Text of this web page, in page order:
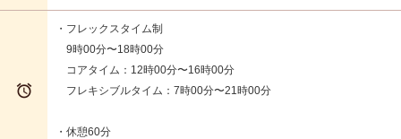

・フレックスタイム制
9時00分〜18時00分
コアタイム：12時00分〜16時00分
フレキシブルタイム：7時00分〜21時00分
・休憩60分